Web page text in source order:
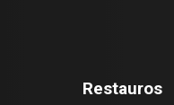
Restauros